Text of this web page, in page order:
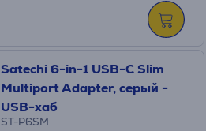
Satechi 6-in-1 USB-C Slim
Multiport Adapter, серый -
USB-хаб
ST-P6SM